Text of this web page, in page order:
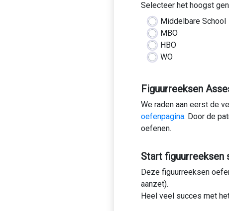
Selecteer het hoogst
Middelbare School
MBO
HBO
WO
Figuurreeksen
We raden aan eerst de
oefenpagina. Door de
oefenen.
Start figuurreeksen
Deze figuurreeksen
aanzet).
Heel veel succes met